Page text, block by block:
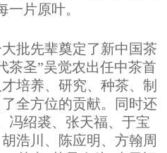
一片原叶。
批先辈奠定了新中国茶
茶圣”吴觉农出任中茶首
培养、研究、种茶、制
全方位的贡献。同时还
冯绍裘、张天福、于宝
浩川、陈应明、方翰周